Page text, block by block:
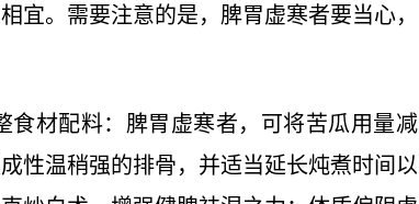
宜。需要注意的是，脾胃虚寒者要当心，
食材配料：脾胃虚寒者，可将苦瓜用量减
性温稍强的排骨，并适当延长炖煮时间以